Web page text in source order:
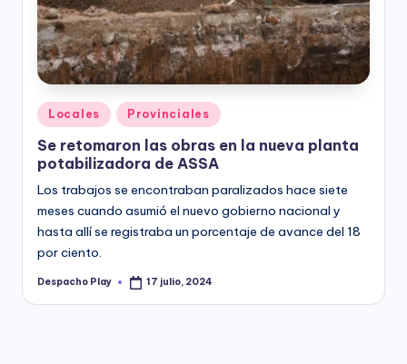
y
Posted
in
Locales Provinciales
Se retomaron las obras en la nueva planta
potabilizadora de ASSA
Los trabajos se encontraban paralizados hace siete
meses cuando asumió el nuevo gobierno nacional y
hasta allí se registraba un porcentaje de avance del 18
por ciento.
Posted
Despacho Play 17 julio, 2024